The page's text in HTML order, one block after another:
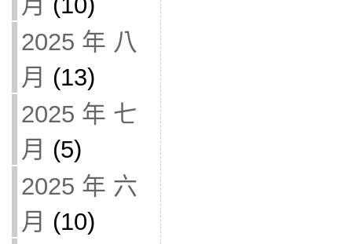
2025 年 八
月 (13)
2025 年 七
月 (5)
2025 年 六
月 (10)